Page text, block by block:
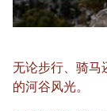
无论步行、骑马
的河谷风光。